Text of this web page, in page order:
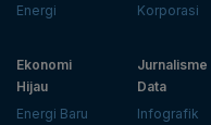
Energi
Korporasi
Ekonomi
Hijau
Energi Baru
Jurnalisme
Data
Infografik